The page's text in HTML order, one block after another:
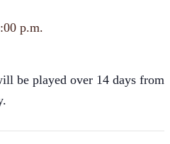
p.m.
be played over 14 days from